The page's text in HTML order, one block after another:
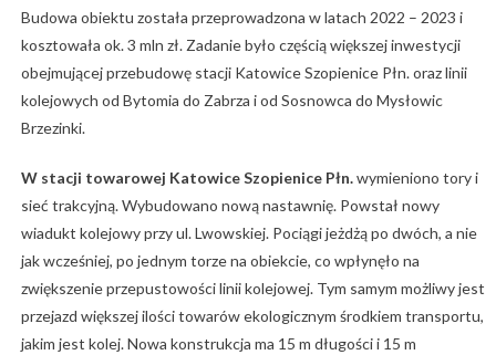
Budowa obiektu została przeprowadzona w latach 2022 – 2023 i
kosztowała ok. 3 mln zł. Zadanie było częścią większej inwestycji
obejmującej przebudowę stacji Katowice Szopienice Płn. oraz linii
kolejowych od Bytomia do Zabrza i od Sosnowca do Mysłowic
Brzezinki.
W stacji towarowej Katowice Szopienice Płn.wymieniono tory i
sieć trakcyjną. Wybudowano nową nastawnię. Powstał nowy
wiadukt kolejowy przy ul. Lwowskiej. Pociągi jeżdżą po dwóch, a nie
jak wcześniej, po jednym torze na obiekcie, co wpłynęło na
zwiększenie przepustowości linii kolejowej. Tym samym możliwy jest
przejazd większej ilości towarów ekologicznym środkiem transportu,
jakim jest kolej. Nowa konstrukcja ma 15 m długości i 15 m